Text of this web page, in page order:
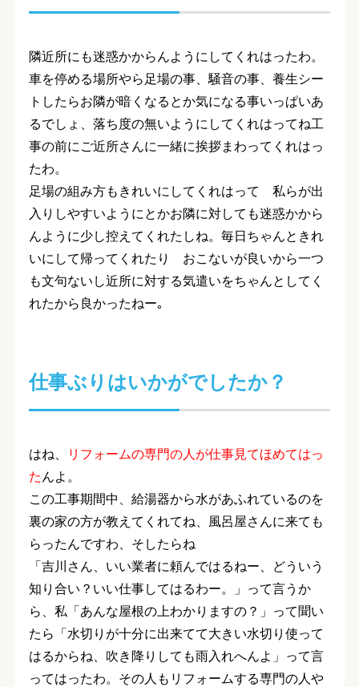
隣近所にも迷惑かからんようにしてくれはったわ。
車を停める場所やら足場の事、騒音の事、養生シー
トしたらお隣が暗くなるとか気になる事いっぱいあ
るでしょ、落ち度の無いようにしてくれはってね工
事の前にご近所さんに一緒に挨拶まわってくれはっ
たわ。
足場の組み方もきれいにしてくれはって 私らが出
入りしやすいようにとかお隣に対しても迷惑かから
んように少し控えてくれたしね。 毎日ちゃんときれ
いにして帰ってくれた り おこないが良いから一つ
も文句ないし近所に対する気遣いをちゃんとしてく
れたから良かったねー｡
仕事ぶりはいかがでしたか？
はね、
リフォームの専門の人が仕事見てほめてはっ
た んよ。
この工事期間中、給湯器から水があふれているのを
裏の家の方が教えてくれてね、風呂屋さんに来ても
らったんですわ、そしたらね
「吉川さん、いい業者に頼んではるねー、どういう
知り合い？いい仕事してはるわー。」って言うか
ら、私「あんな屋根の上わかりますの？」って聞い
たら「水切りが十分に出来てて大きい水切り使って
はるからね、吹き降りしても雨入れへんよ」って言
ってはったわ。その人もリフォームする専門の人や